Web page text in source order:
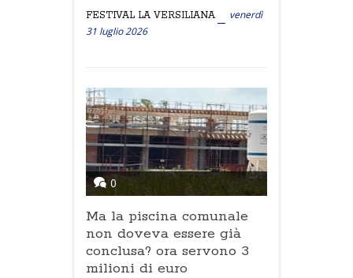
FESTIVAL LA VERSILIANA
venerdì
31 luglio 2026
0
Ma la piscina comunale
non doveva essere già
conclusa? ora servono 3
milioni di euro